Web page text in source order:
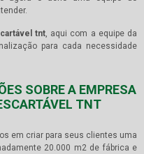
tnt, aqui com a equipe da
para cada necessidade
SOBRE A EMPRESA
TNT
em criar para seus clientes uma
20.000 m2 de fábrica e